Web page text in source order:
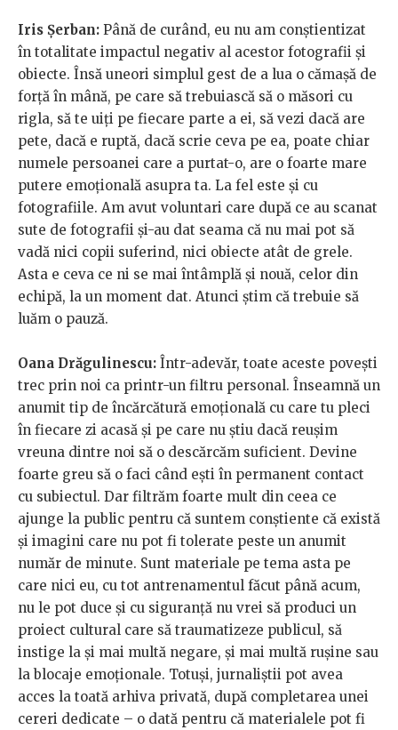
Iris Șerban: Până de curând, eu nu am conștientizat
în totalitate impactul negativ al acestor fotografii și
obiecte. Însă uneori simplul gest de a lua o cămașă de
forță în mână, pe care să trebuiască să o măsori cu
rigla, să te uiți pe fiecare parte a ei, să vezi dacă are
pete, dacă e ruptă, dacă scrie ceva pe ea, poate chiar
numele persoanei care a purtat-o, are o foarte mare
putere emoțională asupra ta. La fel este și cu
fotografiile. Am avut voluntari care după ce au scanat
sute de fotografii și-au dat seama că nu mai pot să
vadă nici copii suferind, nici obiecte atât de grele.
Asta e ceva ce ni se mai întâmplă și nouă, celor din
echipă, la un moment dat. Atunci știm că trebuie să
luăm o pauză.
Oana Drăgulinescu: Într-adevăr, toate aceste povești
trec prin noi ca printr-un filtru personal. Înseamnă un
anumit tip de încărcătură emoțională cu care tu pleci
în fiecare zi acasă și pe care nu știu dacă reușim
vreuna dintre noi să o descărcăm suficient. Devine
foarte greu să o faci când ești în permanent contact
cu subiectul. Dar filtrăm foarte mult din ceea ce
ajunge la public pentru că suntem conștiente că există
și imagini care nu pot fi tolerate peste un anumit
număr de minute. Sunt materiale pe tema asta pe
care nici eu, cu tot antrenamentul făcut până acum,
nu le pot duce și cu siguranță nu vrei să produci un
proiect cultural care să traumatizeze publicul, să
instige la și mai multă negare, și mai multă rușine sau
la blocaje emoționale. Totuși, jurnaliștii pot avea
acces la toată arhiva privată, după completarea unei
cereri dedicate – o dată pentru că materialele pot fi